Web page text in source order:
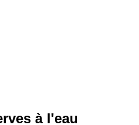
à l'eau